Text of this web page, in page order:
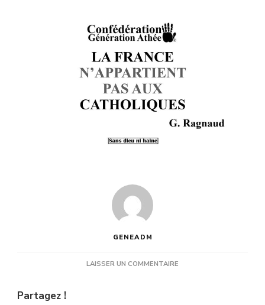
GENEADM
LAISSER UN COMMENTAIRE
Partagez !